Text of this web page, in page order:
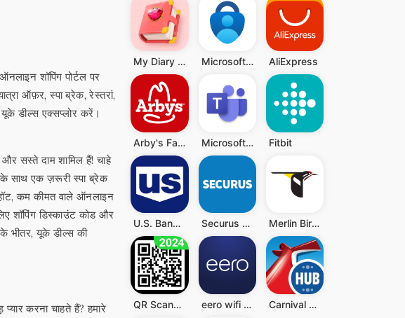
शॉपिंग पोर्टल पर
ऑफ़र, स्पा ब्रेक, रेस्तरां,
डील्स एक्सप्लोर करें।
सस्ते दाम शामिल हैं! चाहे
साथ एक ज़रूरी स्पा ब्रेक
कम कीमत वाले ऑनलाइन
शॉपिंग डिस्काउंट कोड और
भीतर, यूके डील्स की
करना चाहते हैं? हमारे
My Diary - Diary With Lock Microsoft Authenticator AliExpress
Arby's Fast Food Sandwiches Microsoft Teams Fitbit
U.S. Bank Mobile Banking Securus Mobile Merlin Bird ID
QR Scanner - Barcode Scanner eero wifi system Carnival HUB